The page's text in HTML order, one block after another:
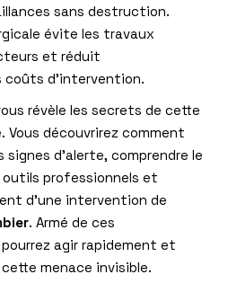
sans destruction.
évite les travaux
et réduit
coûts d’intervention.
révèle les secrets de cette
Vous découvrirez comment
d’alerte, comprendre le
professionnels et
d’une intervention de
. Armé de ces
agir rapidement et
menace invisible.